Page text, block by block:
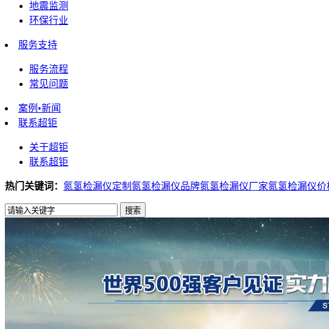
地震监测
环保行业
服务支持
服务流程
常见问题
案例•新闻
联系超钜
关于超钜
联系超钜
热门关键词： 氮氢检漏仪定制 氮氢检漏仪品牌氮氢检漏仪厂家氮氢检漏仪价